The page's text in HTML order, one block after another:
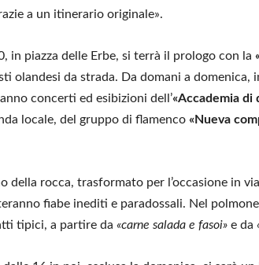
a un itinerario originale».
in piazza delle Erbe, si terrà il prologo con la
olandesi da strada. Da domani a domenica,
concerti ed esibizioni dell’«Accademia di
locale, del gruppo di flamenco «Nueva
della rocca, trasformato per l’occasione in
fiabe inediti e paradossali. Nel
tipici, a partire da «carne salada e fasoi» e da